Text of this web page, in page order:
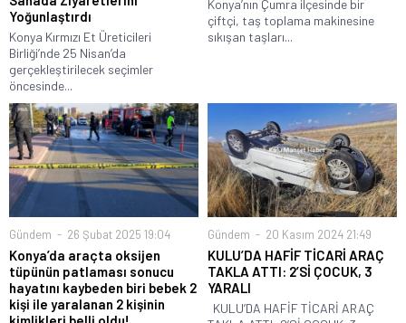
Yoğunlaştırdı
Konya Kırmızı Et Üreticileri
Birliği’nde 25 Nisan’da
gerçekleştirilecek seçimler
öncesinde...
Konya’nın Çumra ilçesinde bir
çiftçi, taş toplama makinesine
sıkışan taşları...
Gündem 26 Şubat 2025 19:04
Konya’da araçta oksijen
tüpünün patlaması sonucu
hayatını kaybeden biri bebek 2
kişi ile yaralanan 2 kişinin
Gündem 20 Kasım 2024 21:49
KULU’DA HAFİF TİCARİ ARAÇ
TAKLA ATTI: 2’Sİ ÇOCUK, 3
YARALI
KULU’DA HAFİF TİCARİ ARAÇ